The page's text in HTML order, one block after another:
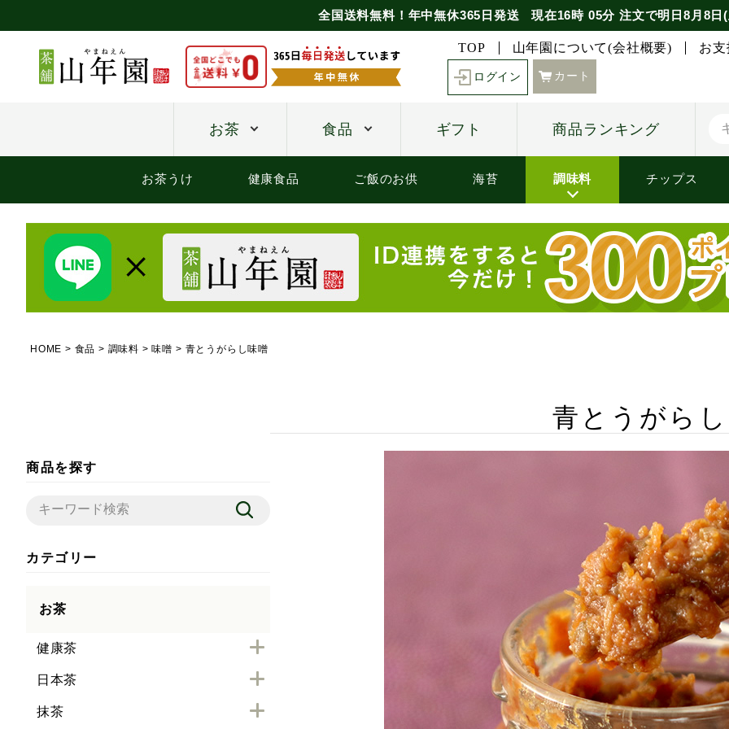
全国送料無料！年中無休365日発送 現在16時 05分 注文で明日8月8日
TOP 山年園について(会社概要) お
ログイン カート
お茶 食品 ギフト 商品ランキング
お茶うけ 健康食品 ご飯のお供 海苔 調味料 チップス
HOME 食品 調味料 味噌 青とうがらし味噌
商品を探す
カテゴリー
お茶
健康茶
日本茶
抹茶
青とうがら